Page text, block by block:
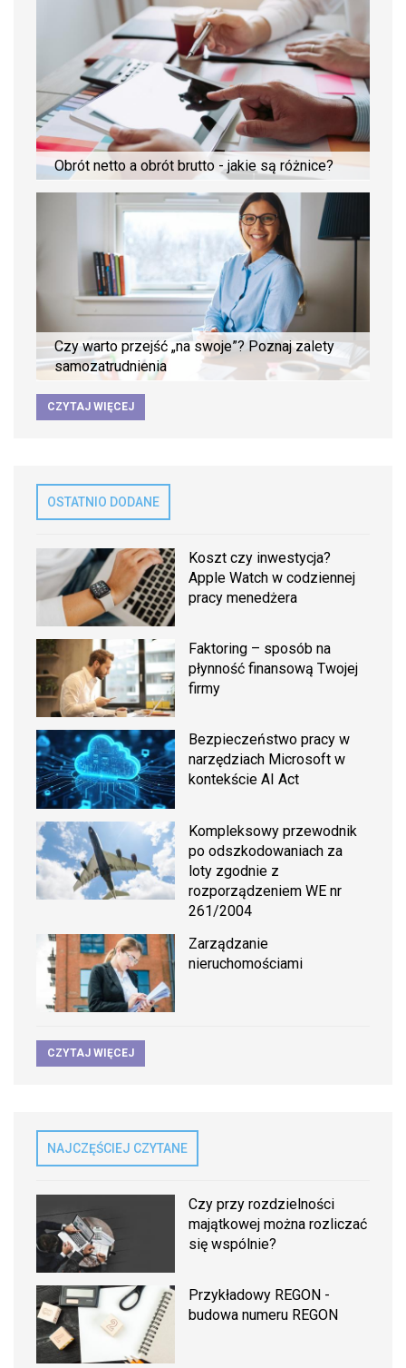
Obrót netto a obrót brutto - jakie są różnice?
Czy warto przejść „na swoje”? Poznaj zalety
samozatrudnienia
CZYTAJ WIĘCEJ
OSTATNIO DODANE
Koszt czy inwestycja?
Apple Watch w codziennej
pracy menedżera
Faktoring – sposób na
płynność finansową Twojej
firmy
Bezpieczeństwo pracy w
narzędziach Microsoft w
kontekście AI Act
Kompleksowy przewodnik
po odszkodowaniach za
loty zgodnie z
rozporządzeniem WE nr
261/2004
Zarządzanie
nieruchomościami
CZYTAJ WIĘCEJ
NAJCZĘŚCIEJ CZYTANE
Czy przy rozdzielności
majątkowej można rozliczać
się wspólnie?
Przykładowy REGON -
budowa numeru REGON